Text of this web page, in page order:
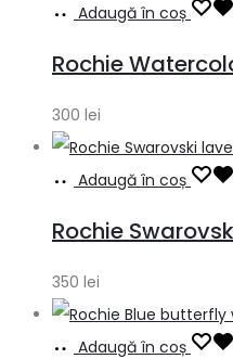
Adaugă în coș
Rochie
300 lei
Adaugă în coș
Rochie
350 lei
Adaugă în coș